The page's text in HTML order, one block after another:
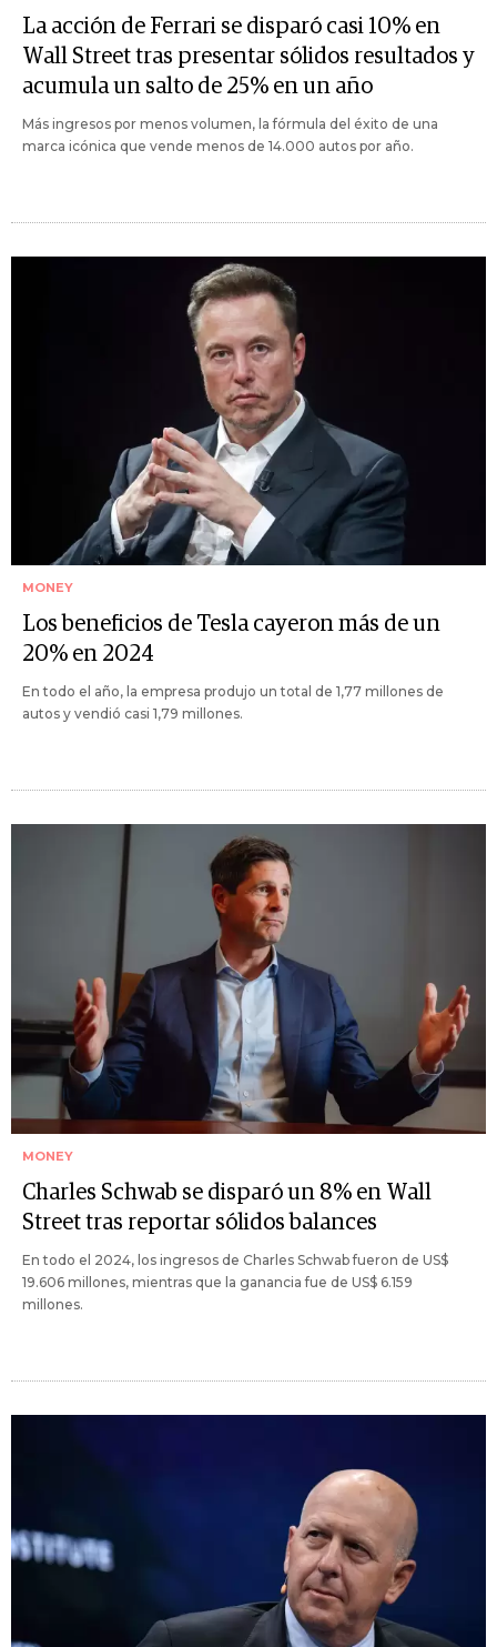
La acción de Ferrari se disparó casi 10% en
Wall Street tras presentar sólidos resultados y
acumula un salto de 25% en un año
Más ingresos por menos volumen, la fórmula del éxito de una
marca icónica que vende menos de 14.000 autos por año.
MONEY
Los beneficios de Tesla cayeron más de un
20% en 2024
En todo el año, la empresa produjo un total de 1,77 millones de
autos y vendió casi 1,79 millones.
MONEY
Charles Schwab se disparó un 8% en Wall
Street tras reportar sólidos balances
En todo el 2024, los ingresos de Charles Schwab fueron de US$
19.606 millones, mientras que la ganancia fue de US$ 6.159
millones.